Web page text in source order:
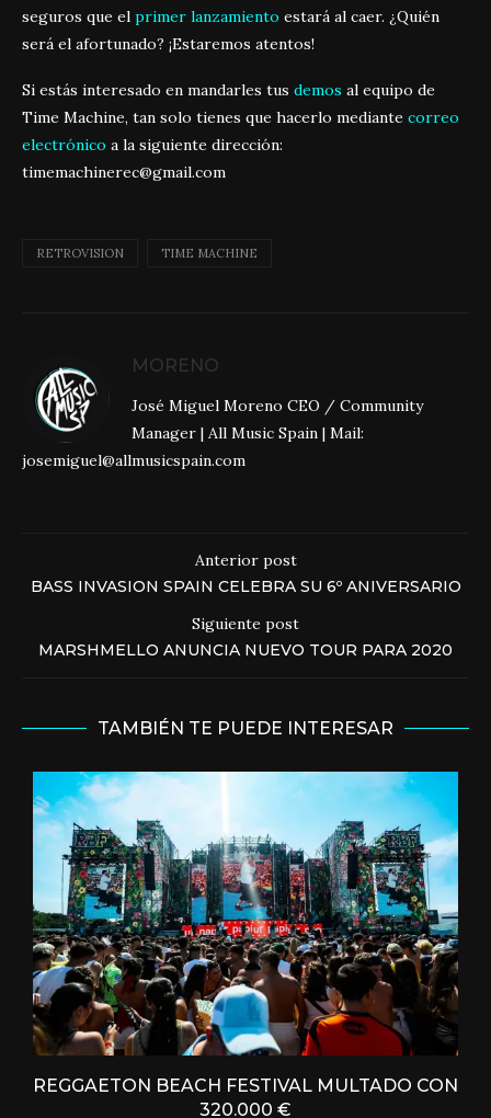
seguros que el primer lanzamiento estará al caer. ¿Quién
será el afortunado? ¡Estaremos atentos!
Si estás interesado en mandarles tus demos al equipo de
Time Machine, tan solo tienes que hacerlo mediante correo
electrónico a la siguiente dirección:
timemachinerec@gmail.com
RETROVISION TIME MACHINE
MORENO
José Miguel Moreno CEO / Community
Manager | All Music Spain | Mail:
josemiguel@allmusicspain.com
Anterior post
BASS INVASION SPAIN CELEBRA SU 6º ANIVERSARIO
Siguiente post
MARSHMELLO ANUNCIA NUEVO TOUR PARA 2020
TAMBIÉN TE PUEDE INTERESAR
REGGAETON BEACH FESTIVAL MULTADO CON
320.000 €